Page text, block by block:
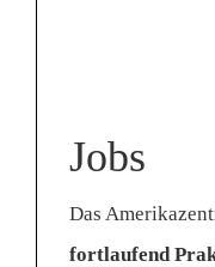
Jobs
Das
fortlaufend